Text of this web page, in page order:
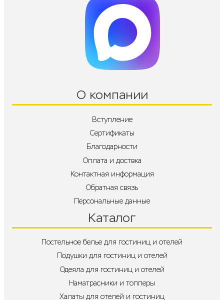
Каталог
Постельное белье для гостиниц и отелей
Подушки для гостиниц и отелей
Одеяла для гостиниц и отелей
Наматрасники и топперы
Халаты для отелей и гостиниц
О компании
Вступление
Сертификаты
Благодарности
Оплата и доствка
Контактная информация
Обратная связь
Персональные данные